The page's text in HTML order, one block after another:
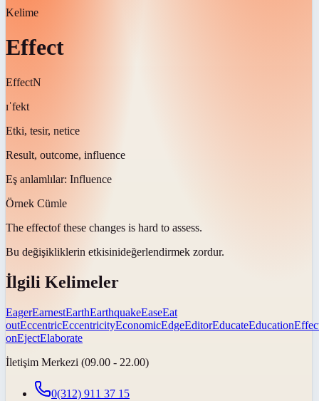
Kelime
Effect
EffectN
ɪˈfekt
Etki, tesir, netice
Result, outcome, influence
Eş anlamlılar: Influence
Örnek Cümle
The effectof these changes is hard to assess.
Bu değişikliklerin etkisinideğerlendirmek zordur.
İlgili Kelimeler
EagerEarnestEarthEarthquakeEaseEat
outEccentricEccentricityEconomicEdgeEditorEducateEducation
onEjectElaborate
İletişim Merkezi (09.00 - 22.00)
0(312) 911 37 15